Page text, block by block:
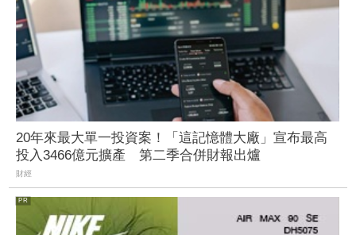
20年來最大單一投資案！「這記憶體大廠」宣布最高
投入3466億元擴產 第二季合併財報出爐
財經